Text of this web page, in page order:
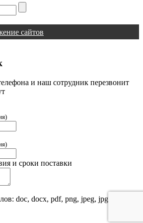
сайтов
и наш сотрудник перезвонит
и сроки поставки
doc, docx, pdf, png, jpeg, jpg, webp)